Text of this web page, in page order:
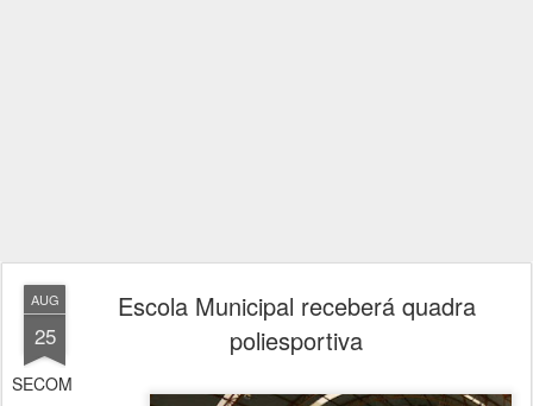
AUG
25
Escola Municipal receberá quadra
poliesportiva
SECOM